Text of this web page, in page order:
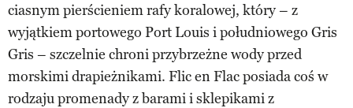
ciasnym pierścieniem rafy koralowej, który – z
wyjątkiem portowego Port Louis i południowego Gris
Gris – szczelnie chroni przybrzeżne wody przed
morskimi drapieżnikami. Flic en Flac posiada coś w
rodzaju promenady z barami i sklepikami z